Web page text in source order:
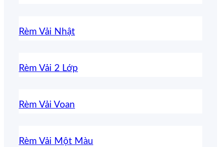
Rèm Vải Nhật
Rèm Vải 2 Lớp
Rèm Vải Voan
Rèm Vải Một Màu